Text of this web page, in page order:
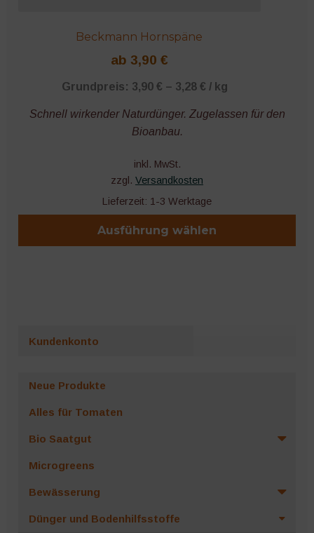
Beckmann Hornspäne
ab 3,90 €
Grundpreis: 3,90€ – 3,28€ / kg
Schnell wirkender Naturdünger. Zugelassen für den
Bioanbau.
inkl. MwSt.
zzgl. Versandkosten
Lieferzeit: 1-3 Werktage
Ausführung wählen
auf.
auf
gewählt
Kundenkonto
Neue Produkte
Alles für Tomaten
Bio Saatgut
Microgreens
Bewässerung
Dünger und Bodenhilfsstoffe